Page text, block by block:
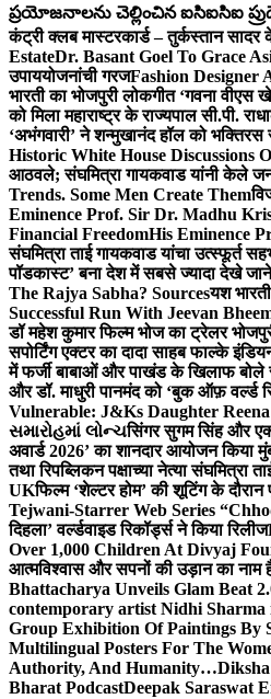
ప్రయోజనాలను చెల్లించిన ఐసిఐసిఐ
कंट्री क्लब मास्टरकार्ड – तुर्कस्तान
EstateDr. Basant Goel To Grace
उपाययोजनांची गरजFashion Designer
भारती का भोजपुरी लोकगीत ‘गवना
को मिला महाराष्ट्र के राज्यपाल सी.पी.
‘अभंगवारी’ ने शन्मुखानंद हॉल को भक्तिरस
Historic White House Discussions
आठवले; संघमित्रा गायकवाड यांनी केले
Trends. Some Men Create Them
Eminence Prof. Sir Dr. Madhu
Financial FreedomHis Eminence
संघमित्रा ताई गायकवाड यांचा उत्स्फूर्त
पॉडकास्ट’ बना देश में सबसे ज्यादा देखे
The Rajya Sabha? Sourcesयश
Successful Run With Jeevan
डॉ महेश कुमार फिल्म भोज का ट्रेलर
सपोर्टिंग एक्टर का दादा साहब फाल्के
में फर्जी बाबाओं और पाखंड के खिलाफ बोले
और डॉ. माधुरी पानमंद को ‘बुक ऑफ़ वर्ल्ड
Vulnerable: J&Ks Daughter
સમારોહમાં લોન્ચसिंगर सुगम सिंह और
अवार्ड 2026’ का शानदार आयोजन किया
तथा रिपब्लिकन पक्षाच्या नेत्या संघमित्रा
UKफिल्म ‘शेल्टर होम’ की शूटिंग के
Tejwani-Starrer Web Series
दिहला’ वर्ल्डवाइड रिकॉर्ड्स ने किया रिलीज
Over 1,000 Children At Divyaj
आत्मविश्वास और सपनों की उड़ान का नाम
Bhattacharya Unveils Glam Beat
contemporary artist Nidhi
Group Exhibition Of Paintings By
Multilingual Posters For The
Authority, And Humanity…
Bharat PodcastDeepak Saraswat